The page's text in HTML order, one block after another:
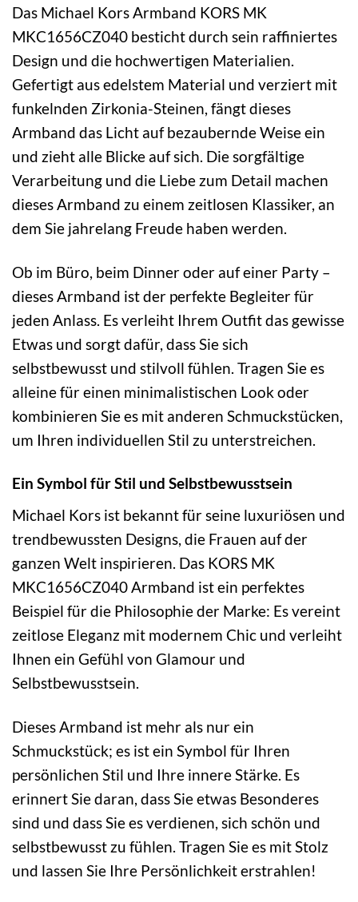
Das Michael Kors Armband KORS MK
MKC1656CZ040 besticht durch sein raffiniertes
Design und die hochwertigen Materialien.
Gefertigt aus edelstem Material und verziert mit
funkelnden Zirkonia-Steinen, fängt dieses
Armband das Licht auf bezaubernde Weise ein
und zieht alle Blicke auf sich. Die sorgfältige
Verarbeitung und die Liebe zum Detail machen
dieses Armband zu einem zeitlosen Klassiker, an
dem Sie jahrelang Freude haben werden.
Ob im Büro, beim Dinner oder auf einer Party –
dieses Armband ist der perfekte Begleiter für
jeden Anlass. Es verleiht Ihrem Outfit das gewisse
Etwas und sorgt dafür, dass Sie sich
selbstbewusst und stilvoll fühlen. Tragen Sie es
alleine für einen minimalistischen Look oder
kombinieren Sie es mit anderen Schmuckstücken,
um Ihren individuellen Stil zu unterstreichen.
Ein Symbol für Stil und Selbstbewusstsein
Michael Kors ist bekannt für seine luxuriösen und
trendbewussten Designs, die Frauen auf der
ganzen Welt inspirieren. Das KORS MK
MKC1656CZ040 Armband ist ein perfektes
Beispiel für die Philosophie der Marke: Es vereint
zeitlose Eleganz mit modernem Chic und verleiht
Ihnen ein Gefühl von Glamour und
Selbstbewusstsein.
Dieses Armband ist mehr als nur ein
Schmuckstück; es ist ein Symbol für Ihren
persönlichen Stil und Ihre innere Stärke. Es
erinnert Sie daran, dass Sie etwas Besonderes
sind und dass Sie es verdienen, sich schön und
selbstbewusst zu fühlen. Tragen Sie es mit Stolz
und lassen Sie Ihre Persönlichkeit erstrahlen!